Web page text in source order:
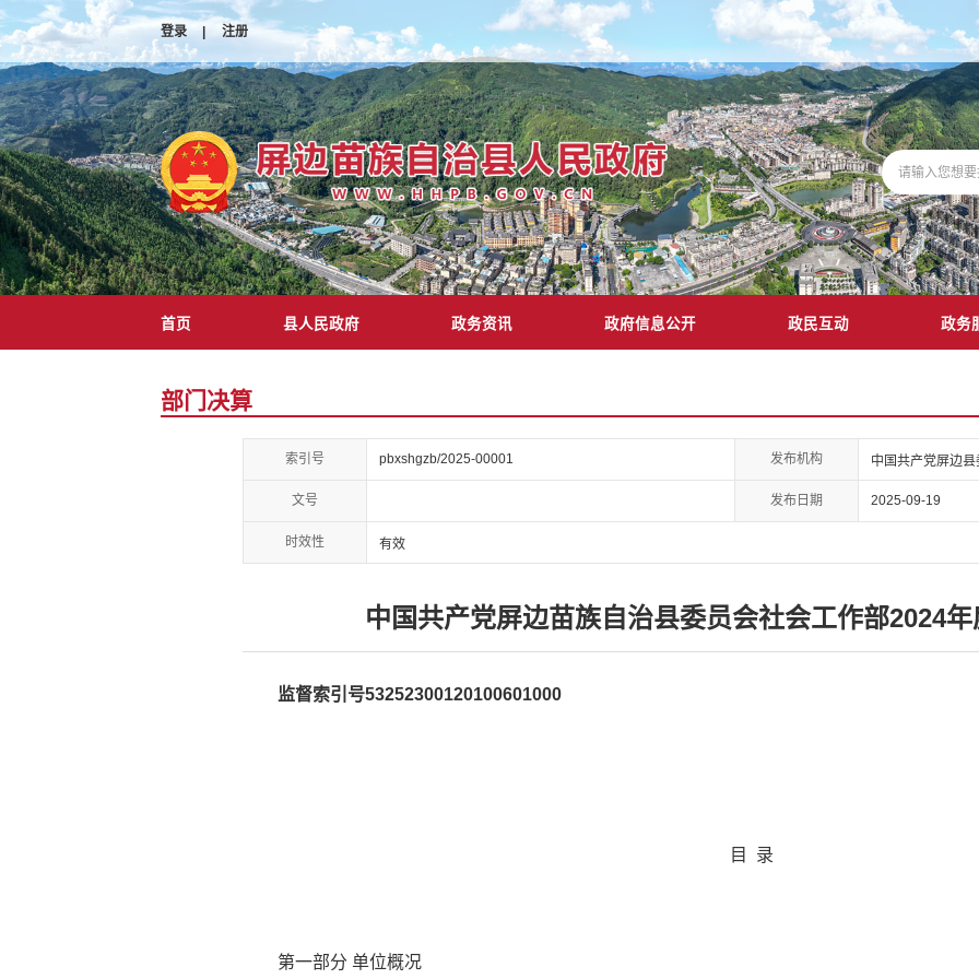
登录 | 注册
首页 县人民政府 政务资讯 政府信息公开 政民互动 政务
部门决算
索引号 pbxshgzb/2025-00001 发布机构 中国共产党屏边
文号 发布日期 2025-09-19
时效性 有效
中国共产党屏边苗族自治县委员会社会工作部2024
监督索引号53252300120100601000
目 录
第一部分 单位概况